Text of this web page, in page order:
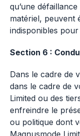
qu’une
matériel, peuvent
indisponibles
Section 6 :
Dans le cadre de
dans le cadre de
Limited ou des
enfreindre le
ou politique dont
Magnusmode